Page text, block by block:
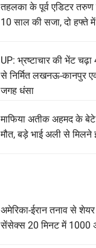
तहलका के पूर्व एडिटर
10 साल की सजा, दो
UP: भ्रष्टाचार की भेंट
से निर्मित लखनऊ-कानपुर
जगह धंसा
माफिया अतीक अहमद के
मौत, बड़े भाई अली से मिलने
अमेरिका-ईरान तनाव से शेयर
सेंसेक्स 20 मिनट में 1000